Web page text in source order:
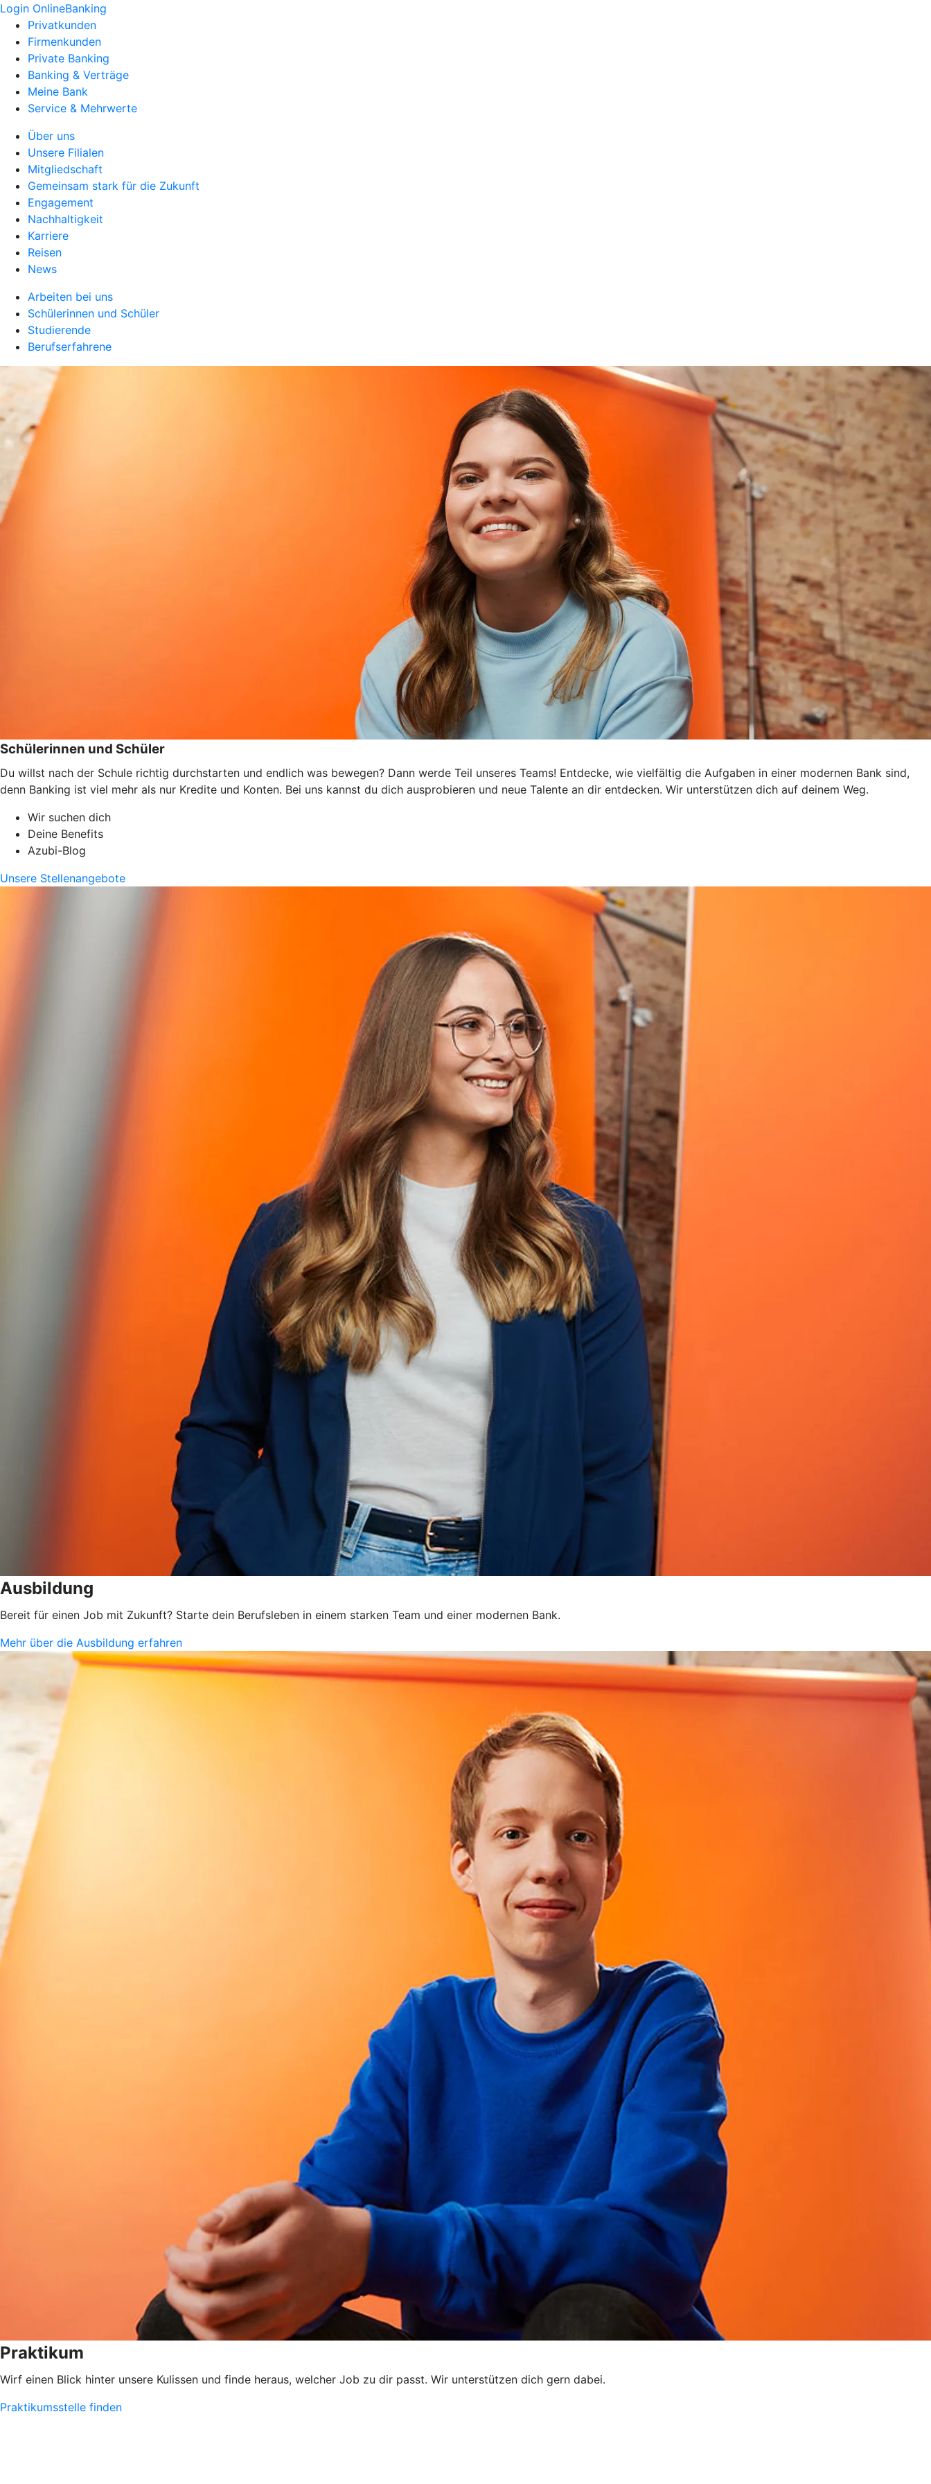
Login OnlineBanking
Privatkunden
Firmenkunden
Private Banking
Banking & Verträge
Meine Bank
Service & Mehrwerte
Über uns
Unsere Filialen
Mitgliedschaft
Gemeinsam stark für die Zukunft
Engagement
Nachhaltigkeit
Karriere
Reisen
News
Arbeiten bei uns
Schülerinnen und Schüler
Studierende
Berufserfahrene
Schülerinnen und Schüler
Du willst nach der Schule richtig durchstarten und endlich was bewegen? Dann werde Teil unseres Teams! Entdecke, wie vielfältig die Aufgaben in einer modernen Bank sind,
denn Banking ist viel mehr als nur Kredite und Konten. Bei uns kannst du dich ausprobieren und neue Talente an dir entdecken. Wir unterstützen dich auf deinem Weg.
Wir suchen dich
Deine Benefits
Azubi-Blog
Unsere Stellenangebote
Ausbildung
Bereit für einen Job mit Zukunft? Starte dein Berufsleben in einem starken Team und einer modernen Bank.
Mehr über die Ausbildung erfahren
Praktikum
Wirf einen Blick hinter unsere Kulissen und finde heraus, welcher Job zu dir passt. Wir unterstützen dich gern dabei.
Praktikumsstelle finden